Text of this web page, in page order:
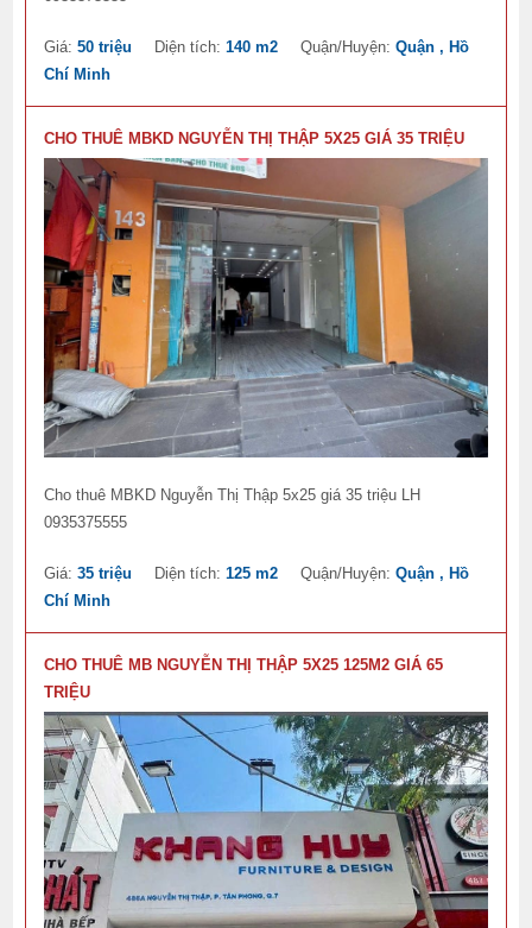
Giá:50 triệu Diện tích:140 m2 Quận/Huyện:Quận , Hồ
Chí Minh
CHO THUÊ MBKD NGUYỄN THỊ THẬP 5X25 GIÁ 35 TRIỆU
Cho thuê MBKD Nguyễn Thị Thập 5x25 giá 35 triệu LH
0935375555
Giá:35 triệu Diện tích:125 m2 Quận/Huyện:Quận , Hồ
Chí Minh
CHO THUÊ MB NGUYỄN THỊ THẬP 5X25 125M2 GIÁ 65
TRIỆU